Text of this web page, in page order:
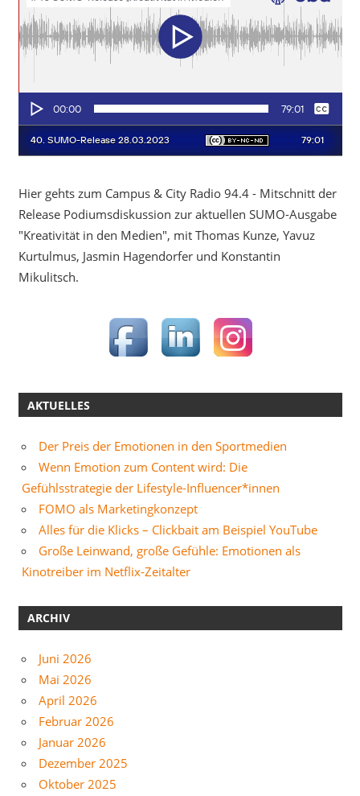
Hier gehts zum Campus & City Radio 94.4 - Mitschnitt der
Release Podiumsdiskussion zur aktuellen SUMO-Ausgabe
"Kreativität in den Medien", mit Thomas Kunze, Yavuz
Kurtulmus, Jasmin Hagendorfer und Konstantin
Mikulitsch.
AKTUELLES
Der Preis der Emotionen in den Sportmedien
Wenn Emotion zum Content wird: Die
Gefühlsstrategie der Lifestyle-Influencer*innen
FOMO als Marketingkonzept
Alles für die Klicks – Clickbait am Beispiel YouTube
Große Leinwand, große Gefühle: Emotionen als
Kinotreiber im Netflix-Zeitalter
ARCHIV
Juni 2026
Mai 2026
April 2026
Februar 2026
Januar 2026
Dezember 2025
Oktober 2025